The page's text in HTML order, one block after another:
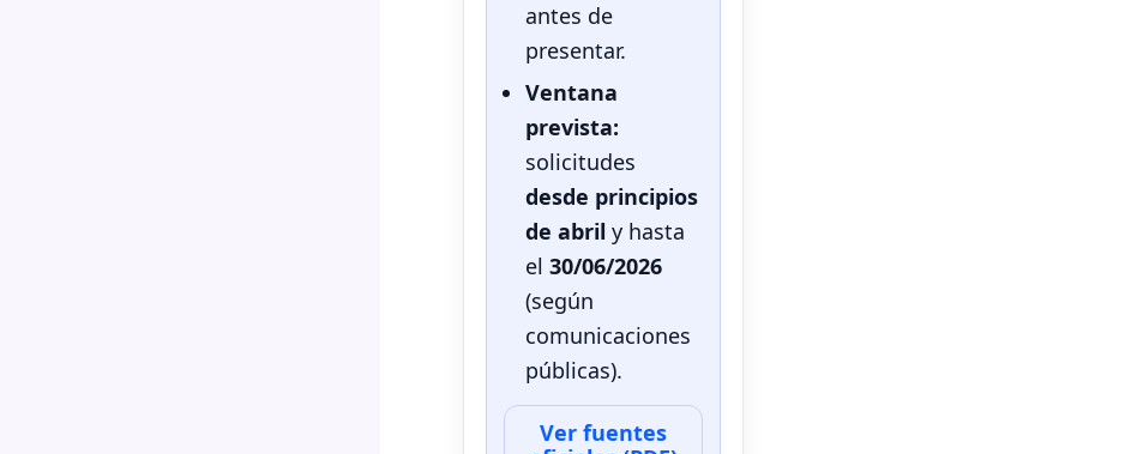
antes de
presentar.
Ventana
prevista:
solicitudes
desde principios
de abril y hasta
el 30/06/2026
(según
comunicaciones
públicas).
Ver fuentes